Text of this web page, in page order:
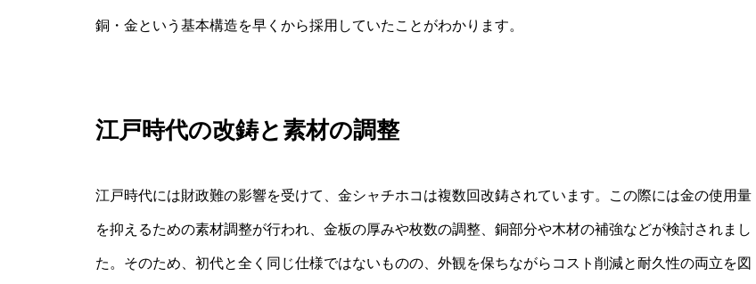
銅・金という基本構造を早くから採用していたことがわかります。
江戸時代の改鋳と素材の調整
江戸時代には財政難の影響を受けて、金シャチホコは複数回改鋳されています。この際には金の使用量
を抑えるための素材調整が行われ、金板の厚みや枚数の調整、銅部分や木材の補強などが検討されまし
た。そのため、初代と全く同じ仕様ではないものの、外観を保ちながらコスト削減と耐久性の両立を図